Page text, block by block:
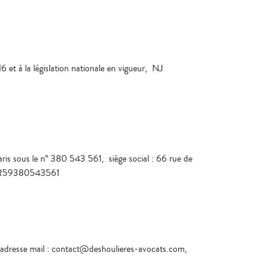
et à la législation nationale en vigueur, NJ
sous le n° 380 543 561, siège social : 66 rue de
mail : contact@deshoulieres-avocats.com,